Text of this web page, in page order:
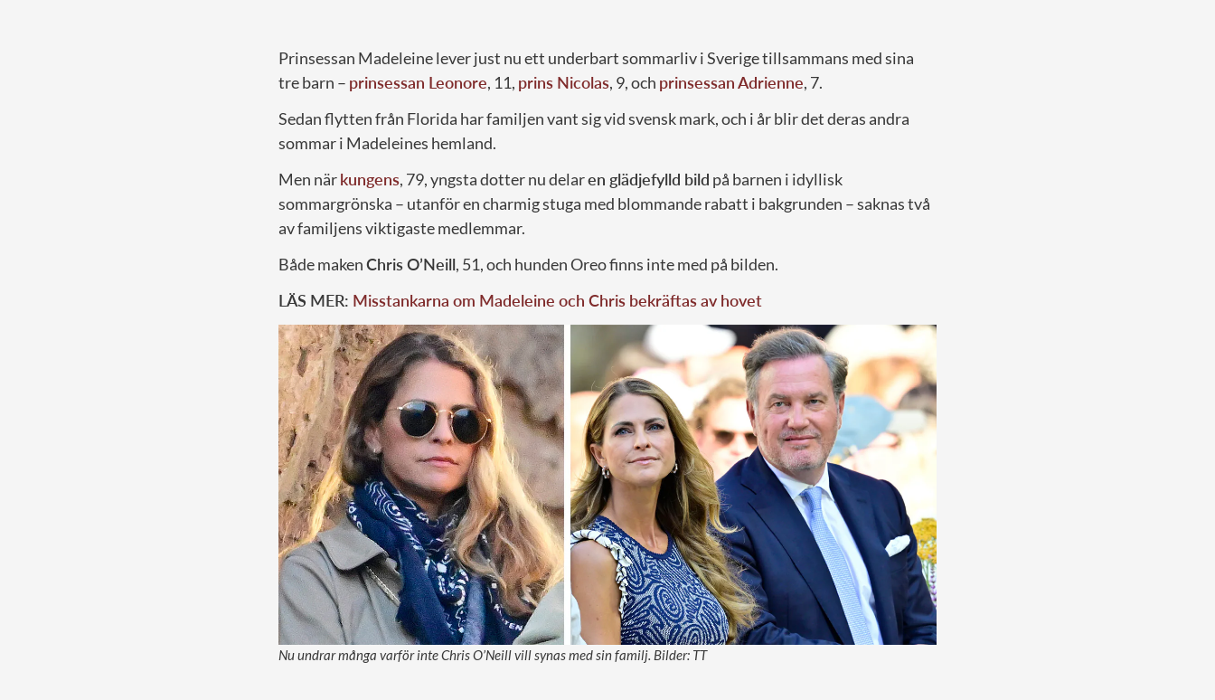
Prinsessan Madeleine lever just nu ett underbart sommarliv i Sverige tillsammans med sina
tre barn – prinsessan Leonore, 11, prins Nicolas, 9, och prinsessan Adrienne, 7.
Sedan flytten från Florida har familjen vant sig vid svensk mark, och i år blir det deras andra
sommar i Madeleines hemland.
Men närkungens, 79, yngsta dotter nu delaren glädjefylld bild på barnen i idyllisk
sommargrönska – utanför en charmig stuga med blommande rabatt i bakgrunden – saknas två
av familjens viktigaste medlemmar.
Både makenChris O’Neill, 51, och hunden Oreo finns inte med på bilden.
LÄS MER: Misstankarna om Madeleine och Chris bekräftas av hovet
Nu undrar många varför inte Chris O’Neill vill synas med sin familj. Bilder: TT